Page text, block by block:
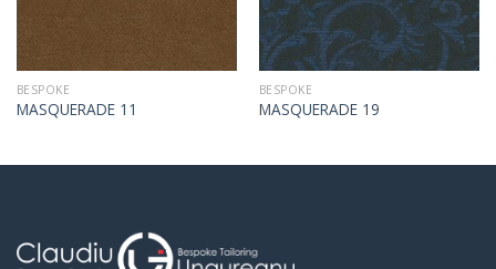
BESPOKE
MASQUERADE 11
BESPOKE
MASQUERADE 19